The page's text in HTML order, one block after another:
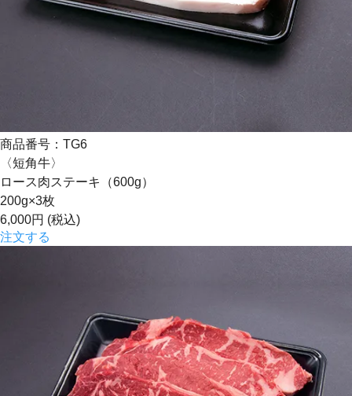
商品番号：TG6
〈短角牛〉
ロース肉ステーキ（600g）
200g×3枚
6,000円 (税込)
注文する